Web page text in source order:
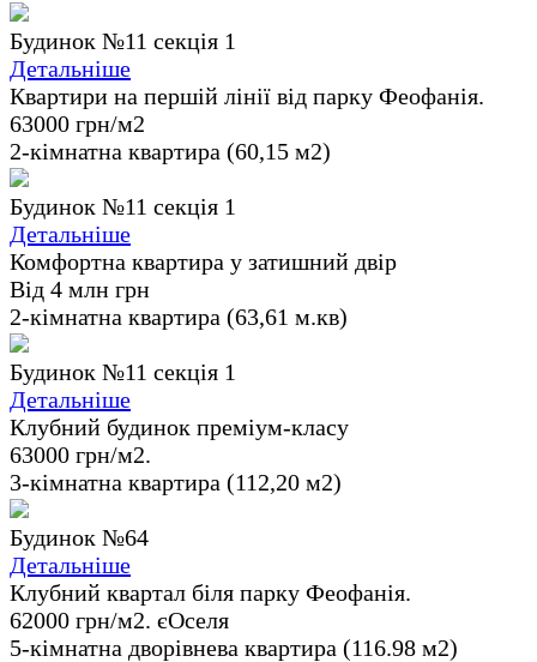
Будинок №11 секція 1
Детальніше
Квартири на першій лінії від парку Феофанія.
63000 грн/м2
2-кімнатна квартира (60,15 м2)
Будинок №11 секція 1
Детальніше
Комфортна квартира у затишний двір
Від 4 млн грн
2-кімнатна квартира (63,61 м.кв)
Будинок №11 секція 1
Детальніше
Клубний будинок преміум-класу
63000 грн/м2.
3-кімнатна квартира (112,20 м2)
Будинок №64
Детальніше
Клубний квартал біля парку Феофанія.
62000 грн/м2. єОселя
5-кімнатна дворівнева квартира (116.98 м2)